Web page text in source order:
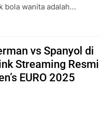
bola wanita adalah…
vs Spanyol di
Streaming Resmi
EURO 2025